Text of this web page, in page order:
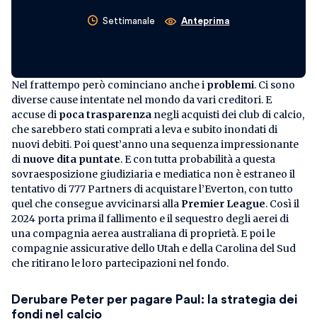
Settimanale Anteprima
Nel frattempo però cominciano anche i problemi. Ci sono
diverse cause intentate nel mondo da vari creditori. E
accuse di poca trasparenza negli acquisti dei club di calcio,
che sarebbero stati comprati a leva e subito inondati di
nuovi debiti. Poi quest’anno una sequenza impressionante
di nuove dita puntate. E con tutta probabilità a questa
sovraesposizione giudiziaria e mediatica non è estraneo il
tentativo di 777 Partners di acquistare l’Everton, con tutto
quel che consegue avvicinarsi allaPremier League. Così il
2024 porta prima il fallimento e il sequestro degli aerei di
una compagnia aerea australiana di proprietà. E poi le
compagnie assicurative dello Utah e della Carolina del Sud
che ritirano le loro partecipazioni nel fondo.
Derubare Peter per pagare Paul: la strategia dei
fondi nel calcio